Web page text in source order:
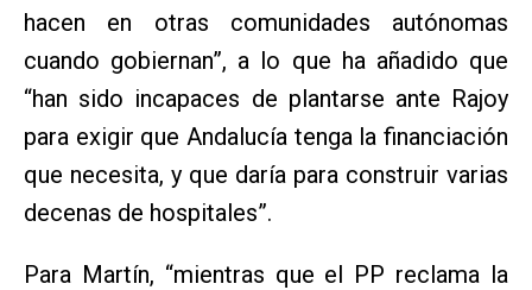
hacen en otras comunidades autónomas
cuando gobiernan”, a lo que ha añadido que
“han sido incapaces de plantarse ante Rajoy
para exigir que Andalucía tenga la financiación
que necesita, y que daría para construir varias
decenas de hospitales”.
Para Martín, “mientras que el PP reclama la